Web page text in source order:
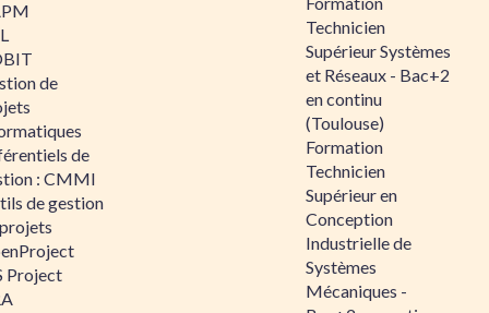
de
de
: CMMI
de gestion
Project
Technicien
Supérieur Systèmes
et Réseaux - Bac+2
en continu
(Toulouse)
Formation
Technicien
Supérieur en
Conception
Industrielle de
Systèmes
Mécaniques -